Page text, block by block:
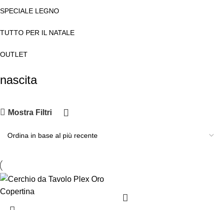
SPECIALE LEGNO
TUTTO PER IL NATALE
OUTLET
nascita
Mostra Filtri